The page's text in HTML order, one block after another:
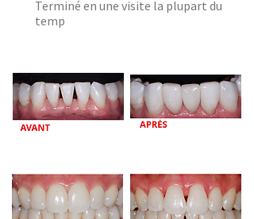
Terminé en une visite la plupart du
temp